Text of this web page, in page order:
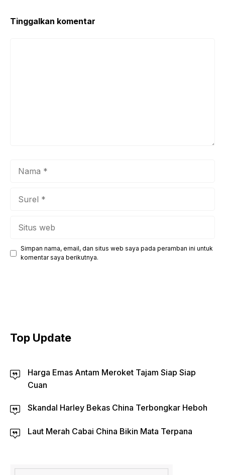
Tinggalkan komentar
Simpan nama, email, dan situs web saya pada peramban ini untuk
komentar saya berikutnya.
Top Update
Harga Emas Antam Meroket Tajam Siap Siap
Cuan
Skandal Harley Bekas China Terbongkar Heboh
Laut Merah Cabai China Bikin Mata Terpana